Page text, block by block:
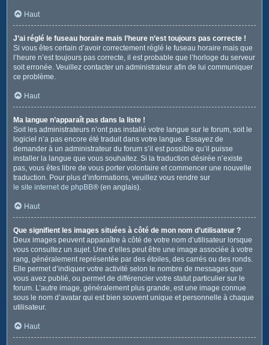
Haut
J’ai réglé le fuseau horaire mais l’heure n’est toujours pas correcte !
Si vous êtes certain d’avoir correctement réglé le fuseau horaire mais que
l’heure n’est toujours pas correcte, il est probable que l’horloge du serveur
soit erronée. Veuillez contacter un administrateur afin de lui communiquer
ce problème.
Haut
Ma langue n’apparaît pas dans la liste !
Soit les administrateurs n’ont pas installé votre langue sur le forum, soit le
logiciel n’a pas encore été traduit dans votre langue. Essayez de
demander à un administrateur du forum s’il est possible qu’il puisse
installer la langue que vous souhaitez. Si la traduction désirée n’existe
pas, vous êtes libre de vous porter volontaire et commencer une nouvelle
traduction. Pour plus d’informations, veuillez vous rendre sur
le site internet de phpBB® (en anglais).
Haut
Que signifient les images situées à côté de mon nom d’utilisateur ?
Deux images peuvent apparaître à côté de votre nom d’utilisateur lorsque
vous consultez un sujet. Une d’elles peut être une image associée à votre
rang, généralement représentée par des étoiles, des carrés ou des ronds.
Elle permet d’indiquer votre activité selon le nombre de messages que
vous avez publié, ou permet de différencier votre statut particulier sur le
forum. L’autre image, généralement plus grande, est une image connue
sous le nom d’avatar qui est bien souvent unique et personnelle à chaque
utilisateur.
Haut